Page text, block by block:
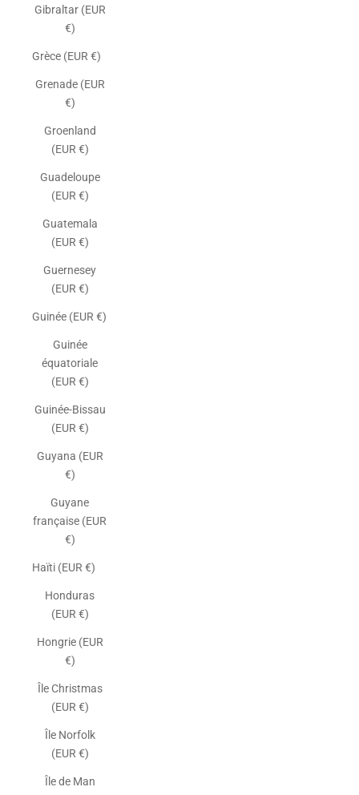
Gibraltar (EUR
€)
Grèce (EUR €)
Grenade (EUR
€)
Groenland
(EUR €)
Guadeloupe
(EUR €)
Guatemala
(EUR €)
Guernesey
(EUR €)
Guinée (EUR €)
Guinée
équatoriale
(EUR €)
Guinée-Bissau
(EUR €)
Guyana (EUR
€)
Guyane
française (EUR
€)
Haïti (EUR €)
Honduras
(EUR €)
Hongrie (EUR
€)
Île Christmas
(EUR €)
Île Norfolk
(EUR €)
Île de Man